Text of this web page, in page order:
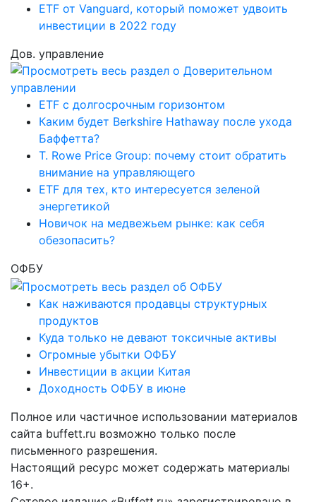
ETF от Vanguard, который поможет удвоить
инвестиции в 2022 году
Дов. управление
ETF с долгосрочным горизонтом
Каким будет Berkshire Hathaway после ухода
Баффетта?
T. Rowe Price Group: почему стоит обратить
внимание на управляющего
ETF для тех, кто интересуется зеленой
энергетикой
Новичок на медвежьем рынке: как себя
обезопасить?
ОФБУ
Как наживаются продавцы структурных
продуктов
Куда только не девают токсичные активы
Огромные убытки ОФБУ
Инвестиции в акции Китая
Доходность ОФБУ в июне
Полное или частичное использовании материалов
сайта buffett.ru возможно только после
письменного разрешения.
Настоящий ресурс может содержать материалы
16+.